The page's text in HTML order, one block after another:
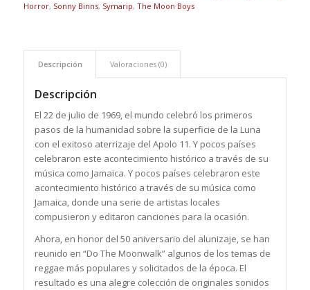
Horror, Sonny Binns, Symarip, The Moon Boys
Descripción Valoraciones (0)
Descripción
El 22 de julio de 1969, el mundo celebró los primeros
pasos de la humanidad sobre la superficie de la Luna
con el exitoso aterrizaje del Apolo 11. Y pocos países
celebraron este acontecimiento histórico a través de su
música como Jamaica. Y pocos países celebraron este
acontecimiento histórico a través de su música como
Jamaica, donde una serie de artistas locales
compusieron y editaron canciones para la ocasión.
Ahora, en honor del 50 aniversario del alunizaje, se han
reunido en “Do The Moonwalk” algunos de los temas de
reggae más populares y solicitados de la época. El
resultado es una alegre colección de originales sonidos